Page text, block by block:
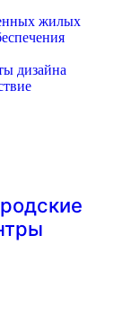
жилых
дизайна